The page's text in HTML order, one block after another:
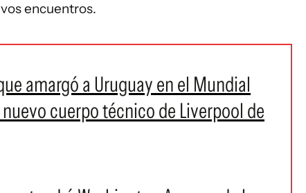
encuentros.
amargó a Uruguay en el Mundial
cuerpo técnico de Liverpool de